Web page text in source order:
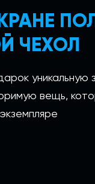
ЧЕХОЛ
уникальную
вещь,